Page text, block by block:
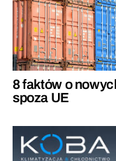
8 faktów o
spoza UE